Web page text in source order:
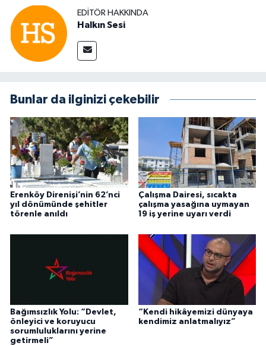
EDITÖR HAKKINDA
Halkın Sesi
Bunlar da ilginizi çekebilir
Erenköy Direnişi’nin 62’nci
yıl dönümünde şehitler
törenle anıldı
Çalışma Dairesi, sıcakta
çalışma yasağına uymayan
19 iş yerine uyarı verdi
Bağımsızlık Yolu: “Devlet,
önleyici ve koruyucu
sorumluluklarını yerine
getirmeli”
“Kendi hikâyemizi dünyaya
kendimiz anlatmalıyız”